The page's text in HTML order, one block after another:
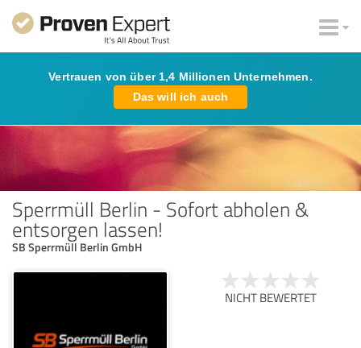
Vertrauen von über 1,4 Millionen Unternehmen.
Das will ich auch
Sperrmüll Berlin - Sofort abholen &
entsorgen lassen!
SB Sperrmüll Berlin GmbH
NICHT BEWERTET